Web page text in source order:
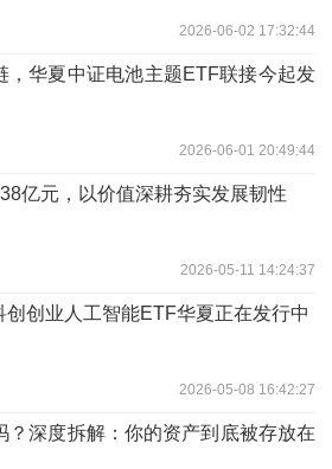
2026-06-02 17:32:44
，华夏中证电池主题ETF联接今起发
2026-06-01 20:49:44
亿元，以价值深耕夯实发展韧性
2026-05-11 14:24:37
创业人工智能ETF华夏正在发行中
2026-05-08 16:42:27
？深度拆解：你的资产到底被存放在